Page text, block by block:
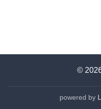
©
powered by